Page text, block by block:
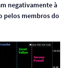
negativamente à
pelos membros do